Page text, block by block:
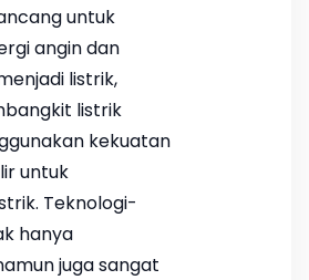
untuk
angin dan
listrik,
listrik
kekuatan
untuk
Teknologi-
hanya
juga sangat